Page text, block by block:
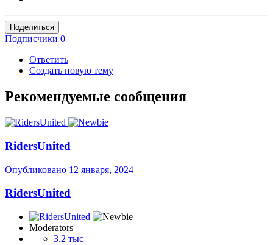
Поделиться
Подписчики 0
Ответить
Создать новую тему
Рекомендуемые сообщения
RidersUnited
Опубликовано 12 января, 2024
RidersUnited
Moderators
3.2 тыс